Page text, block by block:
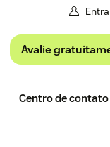
Avalie
Centro de contato